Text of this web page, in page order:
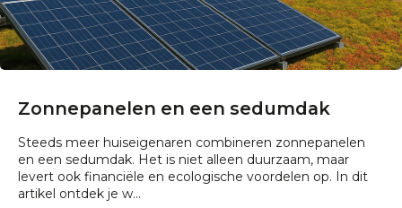
Zonnepanelen en een sedumdak
Steeds meer huiseigenaren combineren zonnepanelen
en een sedumdak. Het is niet alleen duurzaam, maar
levert ook financiële en ecologische voordelen op. In dit
artikel ontdek je w...